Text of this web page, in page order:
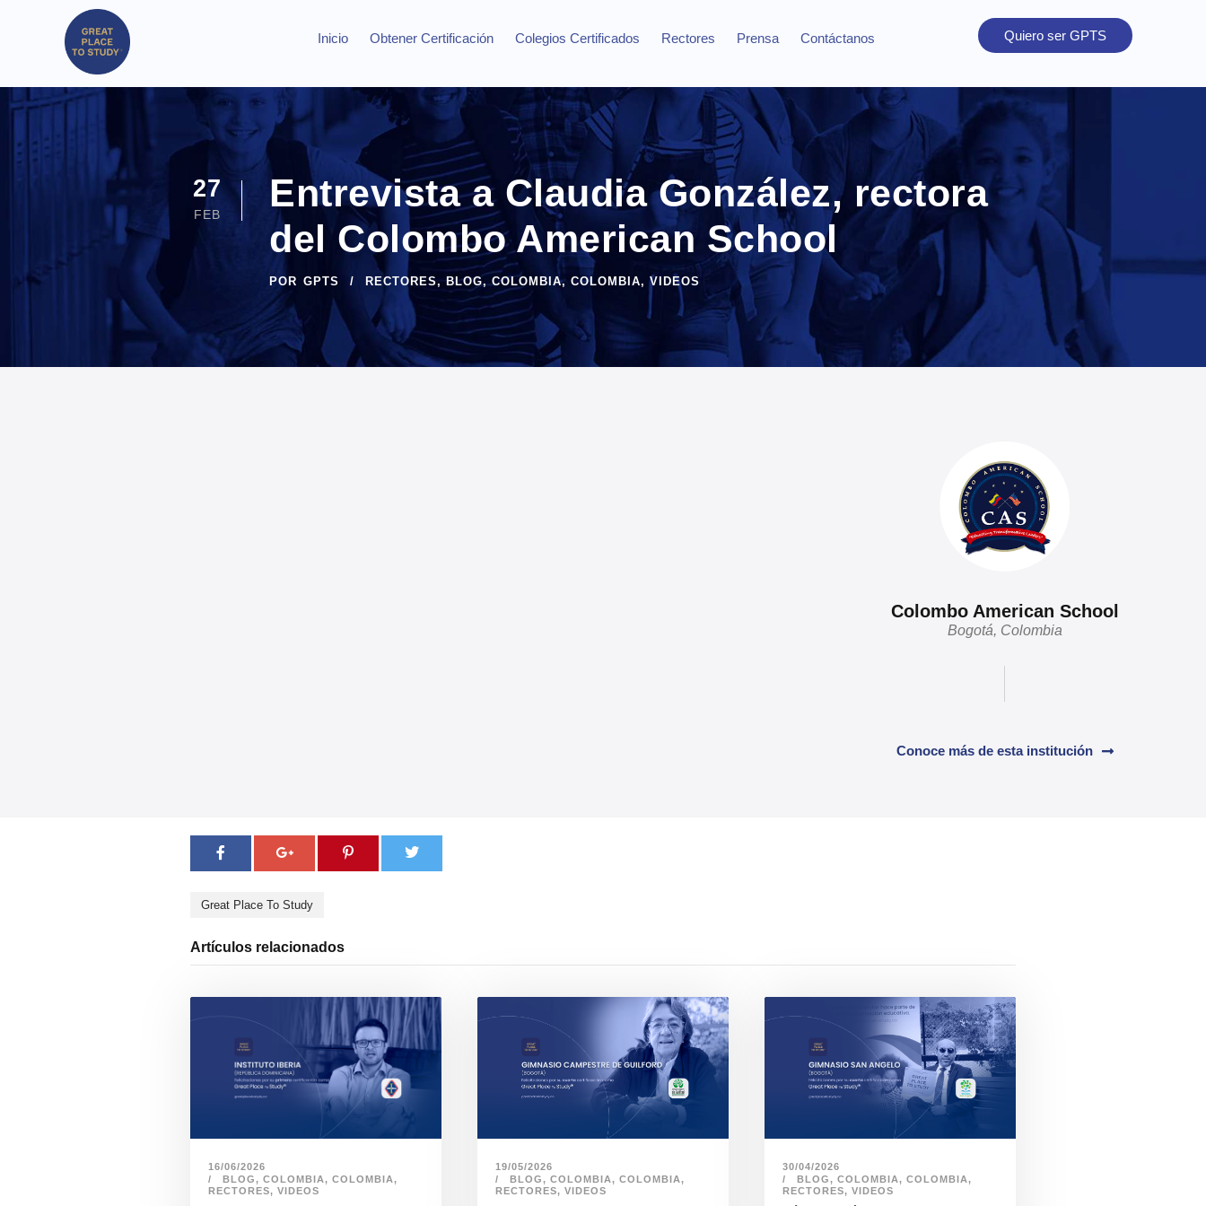
Inicio Obtener Certificación Colegios Certificados Rectores Prensa Contáctanos Quiero ser GPTS
27
FEB
Entrevista a Claudia González, rectora
del Colombo American School
POR GPTS RECTORES, BLOG, COLOMBIA, COLOMBIA, VIDEOS
Colombo American School
Bogotá, Colombia
Conoce más de esta institución
Great Place To Study
Artículos relacionados
16/06/2026
BLOG, COLOMBIA, COLOMBIA,
RECTORES, VIDEOS
19/05/2026
BLOG, COLOMBIA, COLOMBIA,
RECTORES, VIDEOS
30/04/2026
BLOG, COLOMBIA, COLOMBIA,
RECTORES, VIDEOS